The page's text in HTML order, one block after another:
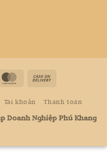
Tài khoản Thanh toán
Doanh Nghiệp Phú Khang